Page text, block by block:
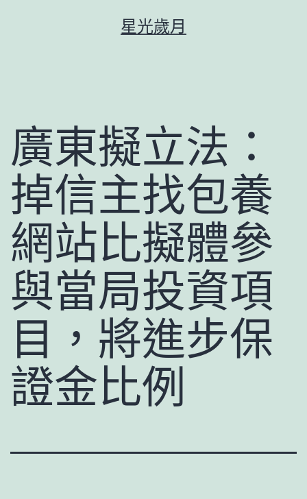
星光歲月
廣東擬立法：
掉信主找包養
網站比擬體參
與當局投資項
目，將進步保
證金比例